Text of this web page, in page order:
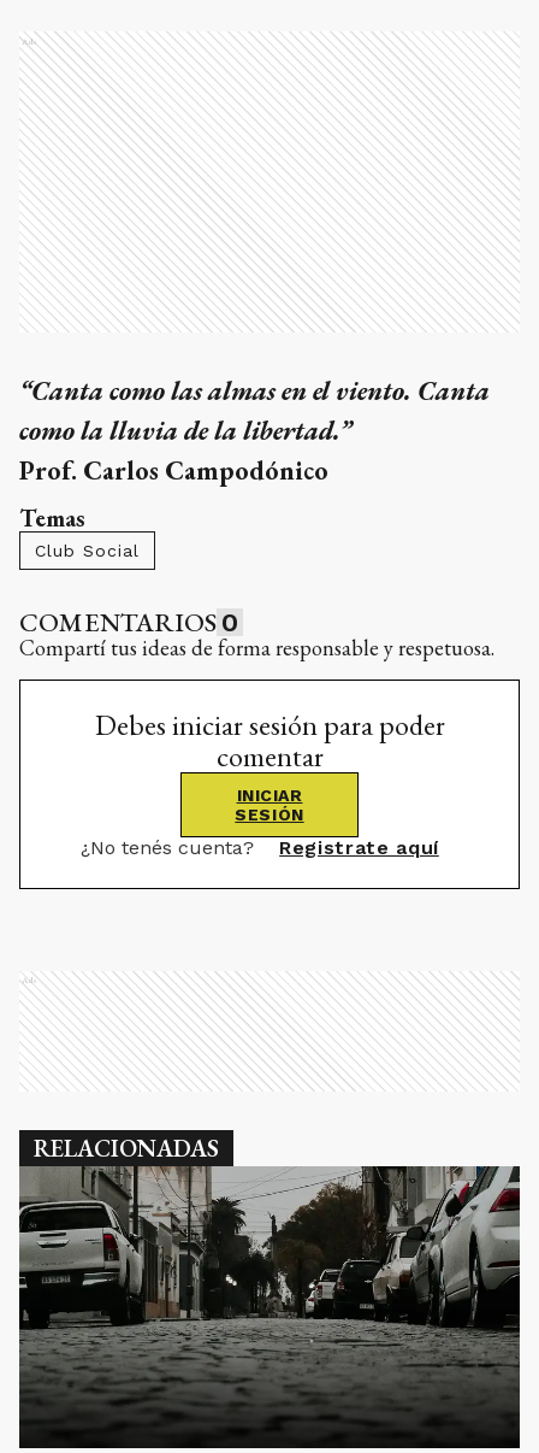
Ads
“Canta como las almas en el viento. Canta
como la lluvia de la libertad.”
Prof. Carlos Campodónico
Temas
Club Social
COMENTARIOS 0
Compartí tus ideas de forma responsable y respetuosa.
Debes iniciar sesión para poder
comentar
INICIAR
SESIÓN
¿No tenés cuenta? Registrate aquí
Ads
RELACIONADAS